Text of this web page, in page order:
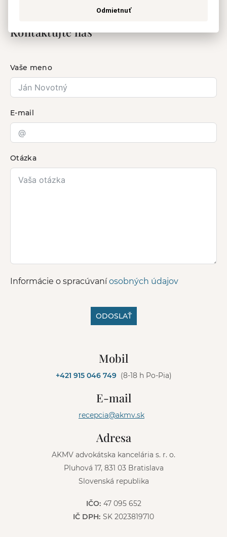
právne služby?
Kontaktujte nás
Vaše meno
E-mail
Otázka
Informácie o spracúvaníosobných údajov
ODOSLAŤ
Mobil
+421 915 046 749 (8-18 h Po-Pia)
E-mail
recepcia@akmv.sk
Adresa
AKMV advokátska kancelária s. r. o.
Pluhová 17, 831 03 Bratislava
Slovenská republika
IČO: 47 095 652
IČ DPH: SK 2023819710
Odmietnuť